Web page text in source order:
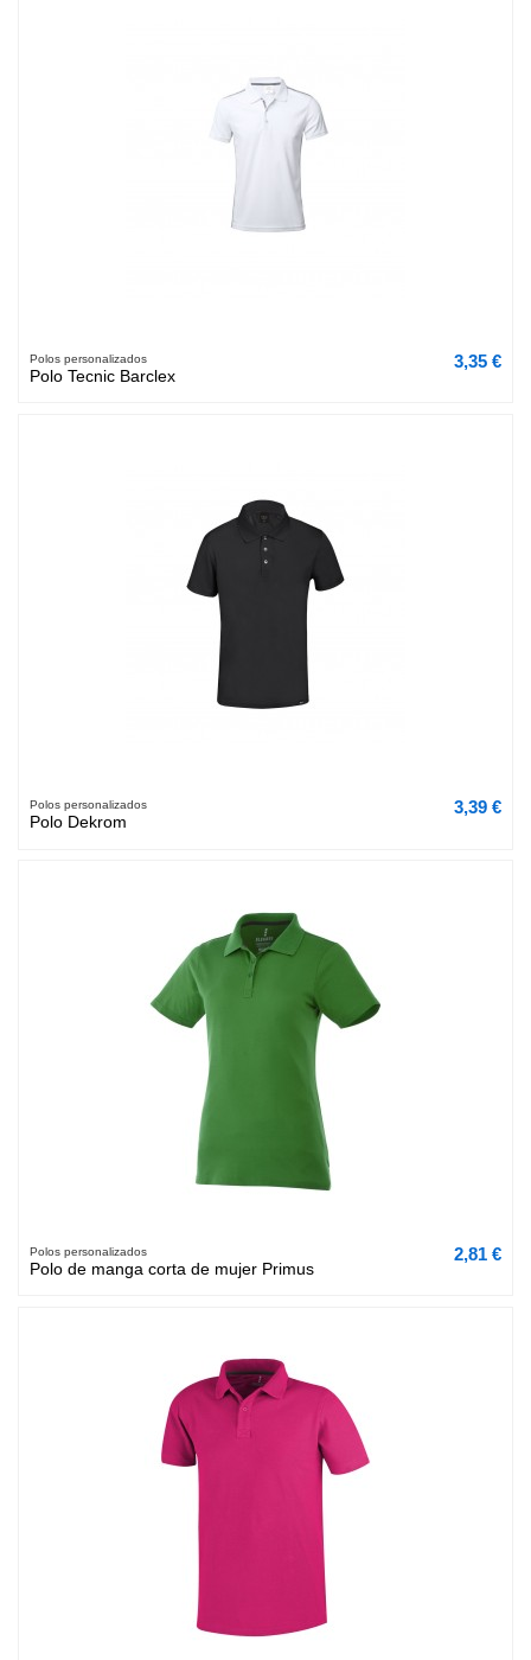
Polos personalizados
Polo Tecnic Barclex
3,35 €
Polos personalizados
Polo Dekrom
3,39 €
Polos personalizados
Polo de manga corta de mujer Primus
2,81 €